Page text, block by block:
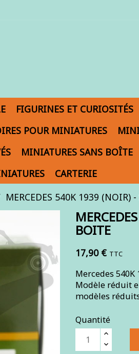
FIGURINES ET CURIOSITÉS
POUR MINIATURES
MINIATURES SANS BOÎTE
CARTERIE
MERCEDES 540K 1939
BOITE
17,90 € TTC
Mercedes
Modèle réduit
modèles
Quantité